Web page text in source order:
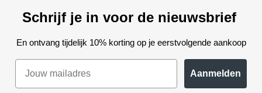
Schrijf je in voor de nieuwsbrief
En ontvang tijdelijk 10% korting op je eerstvolgende aankoop
Aanmelden